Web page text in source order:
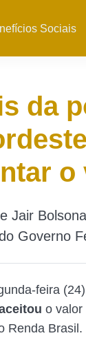
Sociais
da
o
Jair
Governo
feira
o valor
Renda